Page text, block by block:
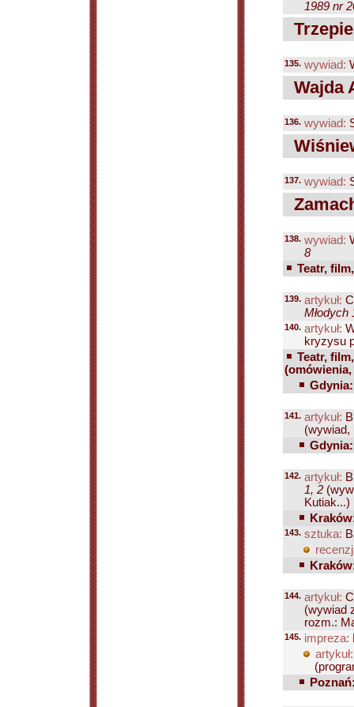
1989 nr
135. wywiad:
Wajda
136. wywiad:
137. wywiad:
138. wywiad:
8
Teatr,
139. artykuł:
Młodych
140. artykuł:
kryzysu
Teatr,
141. artykuł:
(wywiad,
142. artykuł:
1, 2
Kutiak...)
143. sztuka:
144. artykuł:
(wywiad
rozm.:
145. impreza:
artykuł: